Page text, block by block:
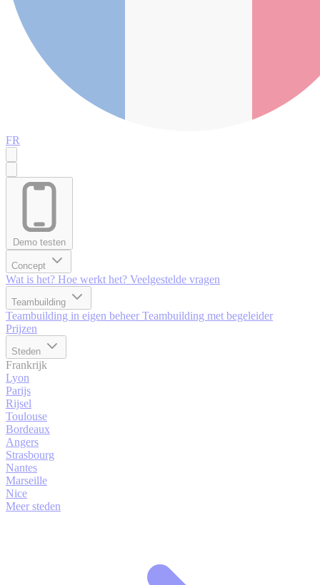
FR
Demo testen
Concept
Wat is het? Hoe werkt het? Veelgestelde vragen
Teambuilding
Teambuilding in eigen beheer Teambuilding met begeleider
Prijzen
Steden
Frankrijk
Lyon
Parijs
Rijsel
Toulouse
Bordeaux
Angers
Strasbourg
Nantes
Marseille
Nice
Meer steden